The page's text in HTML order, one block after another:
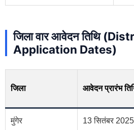
जिला वार आवेदन तिथि
Application Dates)
जिला आवेदन प्रारंभ
मुंगेर 13 सितंबर 2025